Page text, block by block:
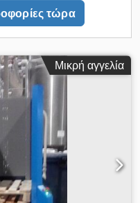
τώρα
Μικρή αγγελία